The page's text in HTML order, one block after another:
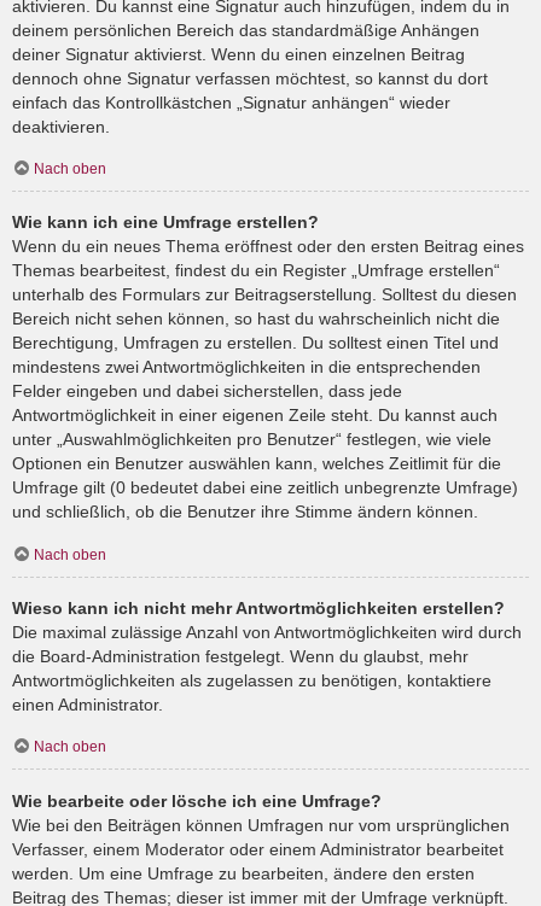
aktivieren. Du kannst eine Signatur auch hinzufügen, indem du in
deinem persönlichen Bereich das standardmäßige Anhängen
deiner Signatur aktivierst. Wenn du einen einzelnen Beitrag
dennoch ohne Signatur verfassen möchtest, so kannst du dort
einfach das Kontrollkästchen „Signatur anhängen“ wieder
deaktivieren.
Nach oben
Wie kann ich eine Umfrage erstellen?
Wenn du ein neues Thema eröffnest oder den ersten Beitrag eines
Themas bearbeitest, findest du ein Register „Umfrage erstellen“
unterhalb des Formulars zur Beitragserstellung. Solltest du diesen
Bereich nicht sehen können, so hast du wahrscheinlich nicht die
Berechtigung, Umfragen zu erstellen. Du solltest einen Titel und
mindestens zwei Antwortmöglichkeiten in die entsprechenden
Felder eingeben und dabei sicherstellen, dass jede
Antwortmöglichkeit in einer eigenen Zeile steht. Du kannst auch
unter „Auswahlmöglichkeiten pro Benutzer“ festlegen, wie viele
Optionen ein Benutzer auswählen kann, welches Zeitlimit für die
Umfrage gilt (0 bedeutet dabei eine zeitlich unbegrenzte Umfrage)
und schließlich, ob die Benutzer ihre Stimme ändern können.
Nach oben
Wieso kann ich nicht mehr Antwortmöglichkeiten erstellen?
Die maximal zulässige Anzahl von Antwortmöglichkeiten wird durch
die Board-Administration festgelegt. Wenn du glaubst, mehr
Antwortmöglichkeiten als zugelassen zu benötigen, kontaktiere
einen Administrator.
Nach oben
Wie bearbeite oder lösche ich eine Umfrage?
Wie bei den Beiträgen können Umfragen nur vom ursprünglichen
Verfasser, einem Moderator oder einem Administrator bearbeitet
werden. Um eine Umfrage zu bearbeiten, ändere den ersten
Beitrag des Themas; dieser ist immer mit der Umfrage verknüpft.